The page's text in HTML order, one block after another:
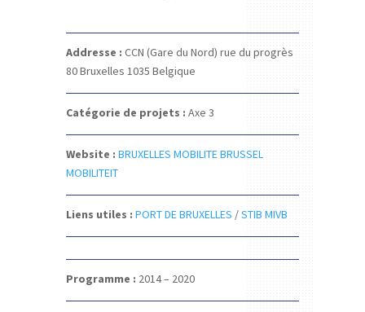
Addresse : CCN (Gare du Nord) rue du progrès
80Bruxelles 1035 Belgique
Catégorie de projets : Axe 3
Website : BRUXELLES MOBILITE BRUSSEL
MOBILITEIT
Liens utiles : PORT DE BRUXELLES /STIB MIVB
Programme : 2014 – 2020